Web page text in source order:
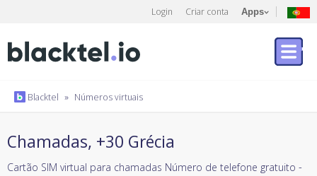
Login Criar conta Apps
Blacktel » Números virtuais
Chamadas, +30 Grécia
Cartão SIM virtual para chamadas Número de telefone gratuito -